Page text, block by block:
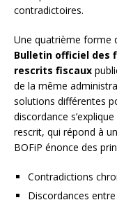
contradictoires.
Une quatrième forme
Bulletin officiel des
rescrits fiscaux
de la même
solutions différentes
discordance
rescrit, qui répond à
BOFiP énonce des
Contradictions
Discordances